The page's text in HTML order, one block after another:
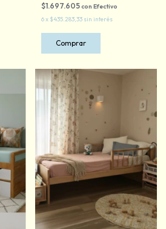
$1.697.605con Efectivo
6x $435.283,33 sin interés
Comprar